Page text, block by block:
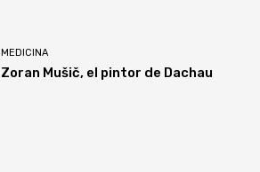
MEDICINA
Zoran Mušič, el pintor de Dachau